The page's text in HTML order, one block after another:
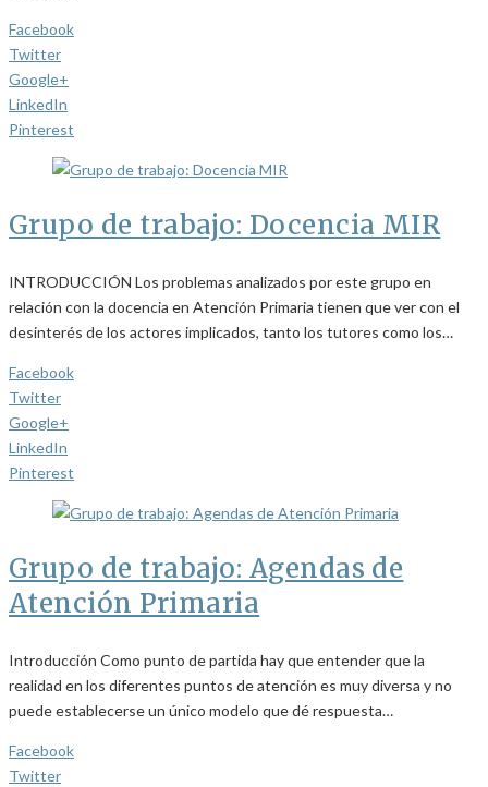
Facebook
Twitter
Google+
LinkedIn
Pinterest
Grupo de trabajo: Docencia MIR
INTRODUCCIÓN Los problemas analizados por este grupo en
relación con la docencia en Atención Primaria tienen que ver con el
desinterés de los actores implicados, tanto los tutores como los…
Facebook
Twitter
Google+
LinkedIn
Pinterest
Grupo de trabajo: Agendas de
Atención Primaria
Introducción Como punto de partida hay que entender que la
realidad en los diferentes puntos de atención es muy diversa y no
puede establecerse un único modelo que dé respuesta…
Facebook
Twitter